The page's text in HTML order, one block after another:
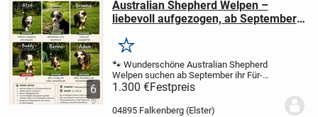
6
Australian Shepherd Welpen –
liebevoll aufgezogen, ab September
Merken
🐾 Wunderschöne Australian Shepherd
Welpen suchen ab September ihr Für-
immer-Zuhause 🏡❤️
liebevoll aufgezogener Australian
Shepherd-Nachwuchs das Licht der Welt
1.300 €Festpreis
04895 Falkenberg (Elster)